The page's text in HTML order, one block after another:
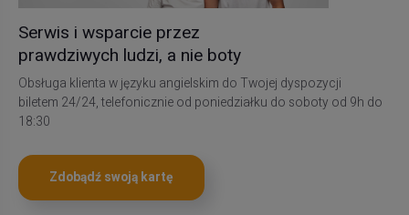
Serwis i wsparcie przez
prawdziwych ludzi, a nie boty
Obsługa klienta w języku angielskim do Twojej dyspozycji
biletem 24/24, telefonicznie od poniedziałku do soboty od 9h do
18:30
Zdobądź swoją kartę